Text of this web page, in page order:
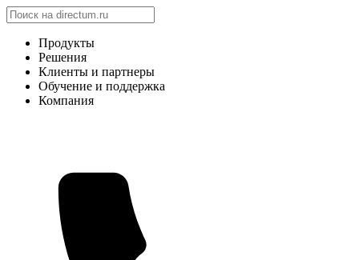
Продукты
Решения
Клиенты и партнеры
Обучение и поддержка
Компания